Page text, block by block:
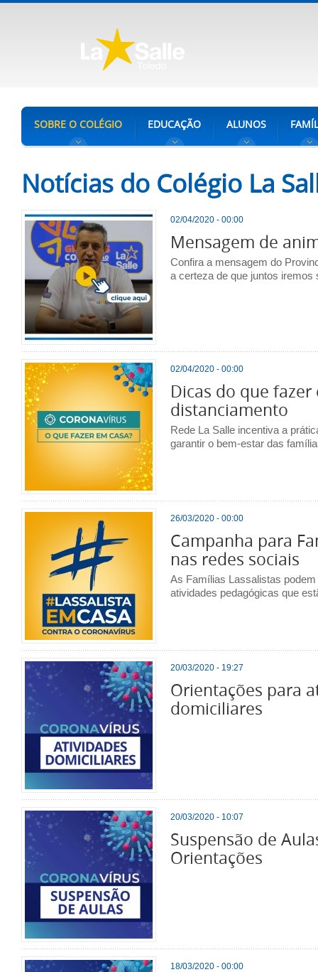
SOBRE O COLÉGIO EDUCAÇÃO ALUNOS
Notícias do Colégio La
02/04/2020 - 00:00
Mensagem de
Confira a mensagem do
a certeza de que juntos
02/04/2020 - 00:00
Dicas do que
distanciamento
Rede La Salle incentiva a
garantir o bem-estar das
26/03/2020 - 00:00
Campanha para
nas redes sociais
As Famílias Lassalistas
atividades pedagógicas que
20/03/2020 - 19:27
Orientações para
domiciliares
20/03/2020 - 10:07
Suspensão de
Orientações
18/03/2020 - 00:00